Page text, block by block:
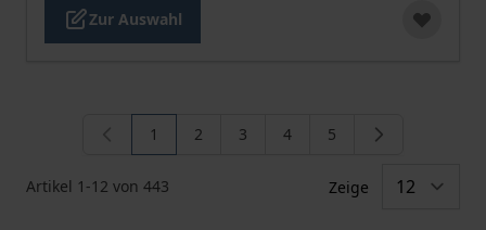
Zur Auswahl
Artikel 1 -12 von 443
Sie lesen gerade die Seite
1 Seite
2 Seite
3 Seite
4 Seite
5
Zeige